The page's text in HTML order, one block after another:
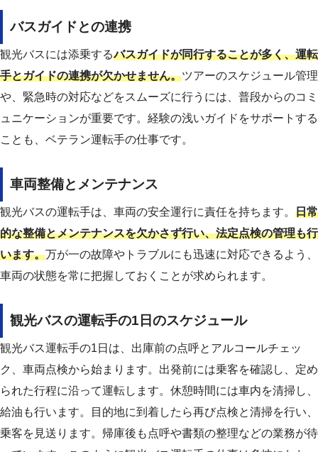
バスガイドとの連携
観光バスには添乗するバスガイドが同行することが多く、運転
手とガイドの連携が欠かせません。ツアーのスケジュール管理
や、緊急時の対応などをスムーズに行うには、普段からのコミ
ュニケーションが重要です。経験の浅いガイドをサポートする
ことも、ベテラン運転手の仕事です。
車両整備とメンテナンス
観光バスの運転手は、車両の安全運行に責任を持ちます。 日常
的な整備とメンテナンスを欠かさず行い、法定点検の管理も行
います。万が一の故障やトラブルにも迅速に対応できるよう、
車両の状態を常に把握しておくことが求められます。
観光バスの運転手の1日のスケジュール
観光バス運転手の1日は、出庫前の点呼とアルコールチェッ
ク、車両点検から始まります。出発前には乗客を確認し、定め
られた行程に沿って運転します。休憩時間には車内を清掃し、
給油も行います。目的地に到着したら再び点検と清掃を行い、
乗客を見送ります。帰庫後も点呼や書類の整理などの業務が待